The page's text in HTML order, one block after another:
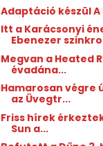
Adaptáció készül
Itt a Karácsonyi
Ebenezer
Megvan a Heated
évadána...
Hamarosan végre
az Üvegtr...
Friss hírek
Sun a...